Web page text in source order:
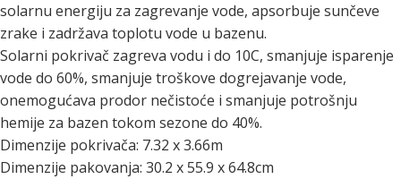
solarnu energiju za zagrevanje vode, apsorbuje sunčeve
zrake i zadržava toplotu vode u bazenu.
Solarni pokrivač zagreva vodu i do 10C, smanjuje isparenje
vode do 60%, smanjuje troškove dogrejavanje vode,
onemogućava prodor nečistoće i smanjuje potrošnju
hemije za bazen tokom sezone do 40%.
Dimenzije pokrivača: 7.32 x 3.66m
Dimenzije pakovanja: 30.2 x 55.9 x 64.8cm